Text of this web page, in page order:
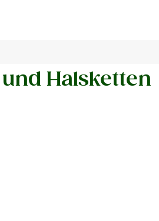
Halsketten